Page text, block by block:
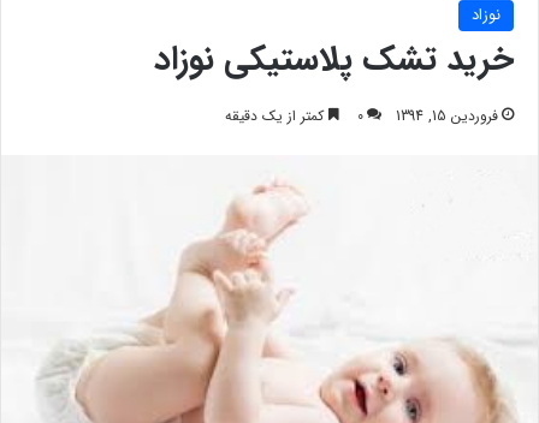
نوزاد
خرید تشک پلاستیکی نوزاد
فروردین 15, 1394 0 کمتر از یک دقیقه